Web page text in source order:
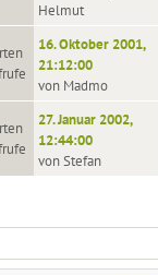
Helmut
16. Oktober 2001,
21:12:00
von Madmo
27. Januar 2002,
12:44:00
von Stefan